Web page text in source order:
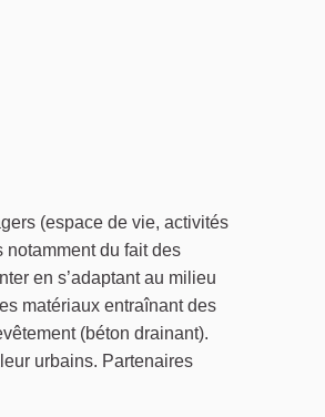
(espace de vie, activités
du fait des
en s’adaptant au milieu
matériaux entraînant des
(béton drainant).
urbains. Partenaires